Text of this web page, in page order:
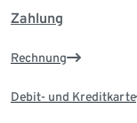
Zahlung
Rechnung
Debit- und Kreditkarte